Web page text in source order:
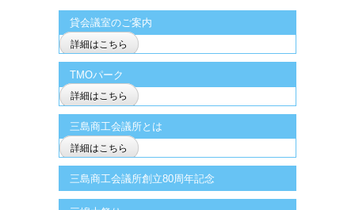
貸会議室のご案内
詳細はこちら
TMOパーク
詳細はこちら
三島商工会議所とは
詳細はこちら
三島商工会議所創立80周年記念